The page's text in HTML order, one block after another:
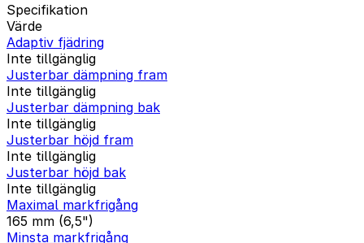
Specifikation
Värde
Adaptiv fjädring
Inte tillgänglig
Justerbar dämpning fram
Inte tillgänglig
Justerbar dämpning bak
Inte tillgänglig
Justerbar höjd fram
Inte tillgänglig
Justerbar höjd bak
Inte tillgänglig
Maximal markfrigång
165 mm (6,5")
Minsta markfrigång